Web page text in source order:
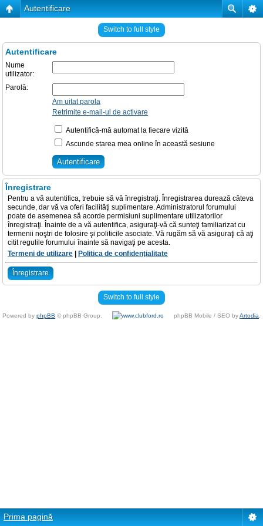
Autentificare
Switch to full style
Autentificare
Nume
utilizator:
Parolă:
Am uitat parola
Retrimite e-mail-ul de activare
Autentifică-mă automat la fiecare vizită
Ascunde starea mea online în această sesiune
Înregistrare
Pentru a vă autentifica, trebuie să vă înregistraţi. Înregistrarea durează câteva
secunde, dar vă va oferi facilităţi suplimentare. Administratorul forumului
poate de asemenea să acorde permisiuni suplimentare utilizatorilor
înregistraţi. Înainte de a vă autentifica, asiguraţi-vă că sunteţi familiarizat cu
termenii noştri de folosire şi politicile asociate. Vă rugăm să vă asiguraţi că aţi
citit regulile forumului înainte să navigaţi pe acesta.
Termeni de utilizare
Politica de confidenţialitate
Înregistrare
Switch to full style
Powered by phpBB © phpBB Group. phpBB Mobile / SEO byArtodia
Prima pagină